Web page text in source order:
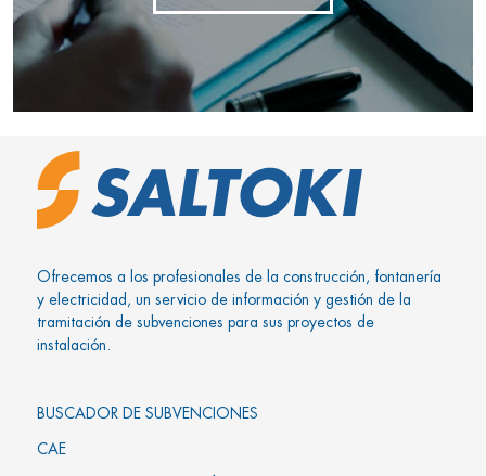
Ofrecemos a los profesionales de la construcción, fontanería
y electricidad, un servicio de información y gestión de la
tramitación de subvenciones para sus proyectos de
instalación.
BUSCADOR DE SUBVENCIONES
CAE